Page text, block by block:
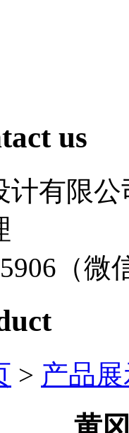
us
计有限公
（微
> 产品